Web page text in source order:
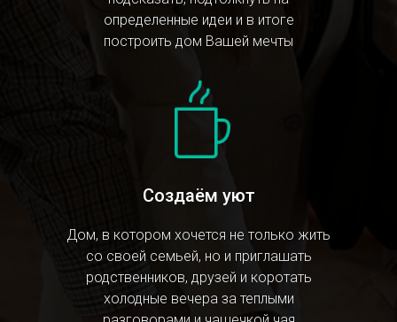
Создаём уют
Дом, в котором хочется не только жить
со своей семьей, но и приглашать
родственников, друзей и коротать
холодные вечера за теплыми
определенные идеи и в итоге
построить дом Вашей мечты